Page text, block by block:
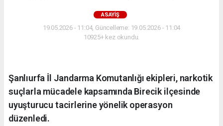
ASAYIŞ
19.05.2026 - 11:04, Güncelleme: 19.05.2026 - 11:04
10925+ kez okundu.
Şanlıurfa İl Jandarma Komutanlığı ekipleri, narkotik
suçlarla mücadele kapsamında Birecik ilçesinde
uyuşturucu tacirlerine yönelik operasyon
düzenledi.